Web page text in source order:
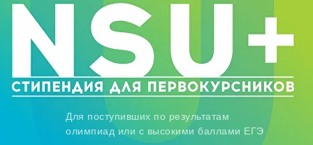
Для поступивших по результатам
олимпиад или с высокими баллами ЕГЭ